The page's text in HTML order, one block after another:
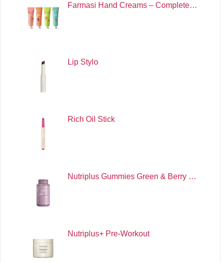
Farmasi Hand Creams – Complete…
Lip Stylo
Rich Oil Stick
Nutriplus Gummies Green & Berry …
Nutriplus+ Pre-Workout